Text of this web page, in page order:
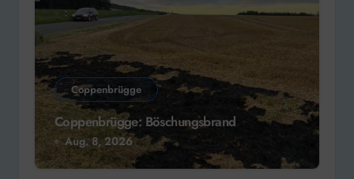
Coppenbrügge
Coppenbrügge: Böschungsbrand
Aug. 8, 2026